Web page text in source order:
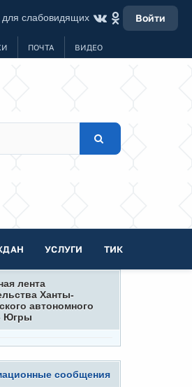
слабовидящих Войти
ПОЧТА ВИДЕО
УСЛУГИ ТИК
лента
Ханты-
автономного
Югры
сообщения